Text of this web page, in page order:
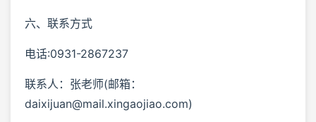
六、联系方式
电话:0931-2867237
联系人：张老师(邮箱：
daixijuan@mail.xingaojiao.com)